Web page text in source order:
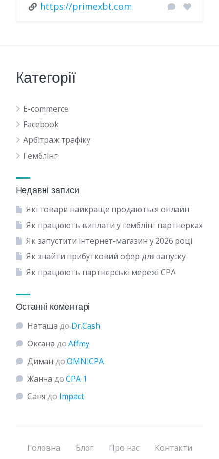
https://primexbt.com
Категорії
E-commerce
Facebook
Арбітраж трафіку
Гемблінг
Недавні записи
Які товари найкраще продаються онлайн
Як працюють виплати у гемблінг партнерках
Як запустити інтернет-магазин у 2026 році
Як знайти прибутковий офер для запуску
Як працюють партнерські мережі CPA
Останні коментарі
Наташа до Dr.Cash
Оксана до Affmy
Диман до OMNICPA
Жанна до CPA 1
Саня до Impact
Головна Блог Про нас Контакти